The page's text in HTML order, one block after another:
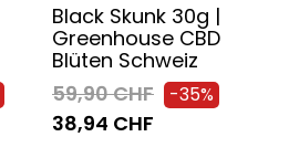
Black Skunk 30g |
Greenhouse CBD
Blüten Schweiz
59,90 CHF
-35%
38,94 CHF